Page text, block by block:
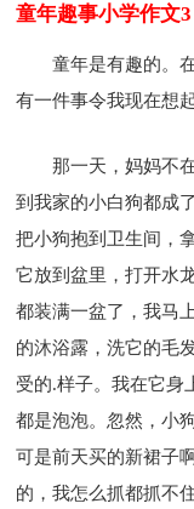
童年趣事小学作文3
童年是有趣的。
有一件事令我现在想
那一天，妈妈不
到我家的小白狗都成
把小狗抱到卫生间，
它放到盆里，打开水
都装满一盆了，我马
的沐浴露，洗它的毛
受的.样子。我在它身
都是泡泡。忽然，小
可是前天买的新裙子
的，我怎么抓都抓不